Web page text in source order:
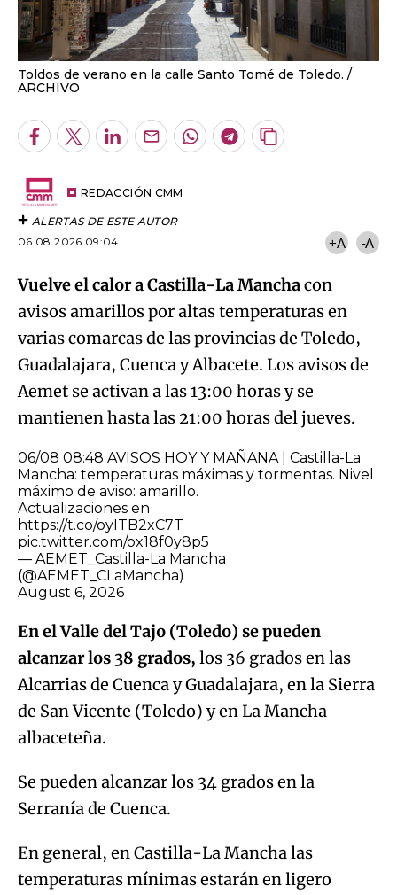
Toldos de verano en la calle Santo Tomé de Toledo.
ARCHIVO
Facebook
TwitterLinkedInEnviarWhatsapp
Telegram
Copiar
REDACCIÓN CMM
ALERTAS DE ESTE AUTOR
06.08.2026 09:04
+A -A
Vuelve el calor a Castilla-La Manchacon
avisos amarillos por altas temperaturas en
varias comarcas de las provincias de Toledo,
Guadalajara, Cuenca y Albacete. Los avisos de
Aemet se activan a las 13:00 horas y se
mantienen hasta las 21:00 horas del jueves.
06/08 08:48 AVISOS HOY Y MAÑANA | Castilla-La
Mancha: temperaturas máximas y tormentas. Nivel
máximo de aviso: amarillo.
Actualizaciones en
https://t.co/oyITB2xC7T
pic.twitter.com/ox18f0y8p5
— AEMET_Castilla-La Mancha
(@AEMET_CLaMancha)
August 6, 2026
En el Valle del Tajo (Toledo) se pueden
alcanzar los 38 grados, los 36 grados en las
Alcarrias de Cuenca y Guadalajara, en la Sierra
de San Vicente (Toledo) y en La Mancha
albaceteña.
Se pueden alcanzar los 34 grados en la
Serranía de Cuenca.
En general, en Castilla-La Mancha las
temperaturas mínimas estarán en ligero